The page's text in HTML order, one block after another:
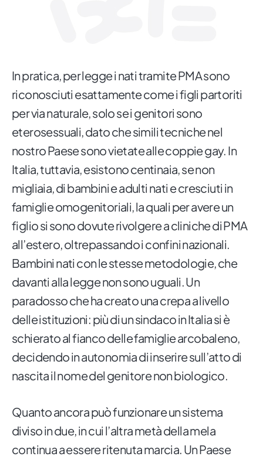
In pratica, per legge i nati tramite PMA sono
riconosciuti esattamente come i figli partoriti
per via naturale, solo se i genitori sono
eterosessuali, dato che simili tecniche nel
nostro Paese sono vietate alle coppie gay. In
Italia, tuttavia, esistono centinaia, se non
migliaia, di bambini e adulti nati e cresciuti in
famiglie omogenitoriali, la quali per avere un
figlio si sono dovute rivolgere a cliniche di PMA
all’estero, oltrepassando i confini nazionali.
Bambini nati con le stesse metodologie, che
davanti alla legge non sono uguali. Un
paradosso che ha creato una crepa a livello
delle istituzioni: più di un sindaco in Italia si è
schierato al fianco delle famiglie arcobaleno,
decidendo in autonomia di inserire sull’atto di
nascita il nome del genitore non biologico.
Quanto ancora può funzionare un sistema
diviso in due, in cui l’altra metà della mela
continua a essere ritenuta marcia. Un Paese